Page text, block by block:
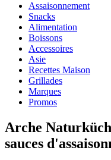
Assaisonnement
Snacks
Alimentation
Boissons
Accessoires
Asie
Recettes Maison
Grillades
Marques
Promos
Arche
sauces